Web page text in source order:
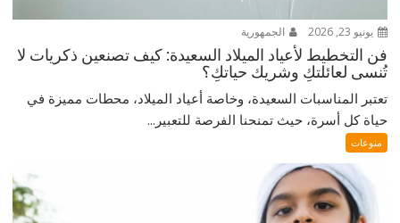
يونيو 23, 2026 الجمهورية
فن التخطيط لأعياد الميلاد السعيدة: كيف تصنعين ذكريات لا
تُنسى لعائلتكِ وشريك حياتكِ؟
تعتبر المناسبات السعيدة، وخاصة أعياد الميلاد، محطات مميزة في
حياة كل أسرة، حيث تمنحنا الفرصة للتعبير...
منوعات